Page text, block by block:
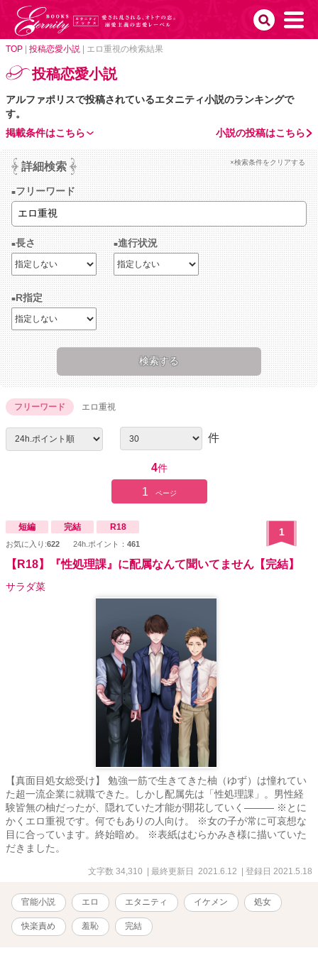
TOP 投稿恋愛小説 エロ重視の検索結果
投稿恋愛小説
アルファポリスで投稿されているエタニティ小説のランキングで
す。
小説の投稿はこちら
掲載条件はこちら
詳細検索 ×検索条件をクリアする
フリーワード
長さ 進行状況
R指定
フリーワード エロ重視
件
4件
1 ページ
短編 完結 R18
お気に入り:622 24h.ポイント： 461
1
【R18】『性処理課』に配属なんて聞いてません【完結】
サラダ菜
【真面目処女総受け】 勉強一筋で生きてきた柚（ゆず）は憧れてい
た超一流企業に就職できた。しかし配属先は「性処理課」。男性経
験皆無の柚だったが、隠れていた才能が開花していく――― ※とに
かくエロ重視です。何でもありの人向け。 ※女の子が常に可哀想な
目に合っています。終始暗め。 ※表紙はむらかみき様に描いていた
だきました。
文字数 34,310 | 最終更新日 2021.6.12 | 登録日 2021.5.18
官能小説 エロ エタニティ イケメン 処女
快楽責め 羞恥 完結